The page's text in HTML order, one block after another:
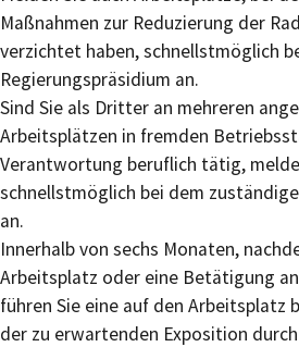
Maßnahmen zur Reduzierung der
verzichtet haben, schnellstmöglich
Regierungspräsidium an.
Sind Sie als Dritter an mehreren
Arbeitsplätzen in fremden
Verantwortung beruflich tätig,
schnellstmöglich bei dem
an.
Innerhalb von sechs Monaten,
Arbeitsplatz oder eine Betätigung
führen Sie eine auf den Arbeitsplatz
der zu erwartenden Exposition